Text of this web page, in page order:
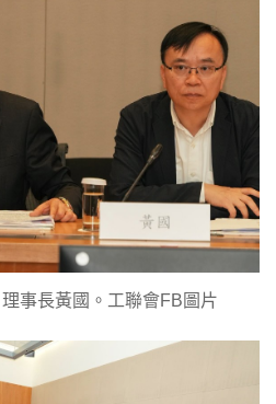
事長黃國。工聯會FB圖片